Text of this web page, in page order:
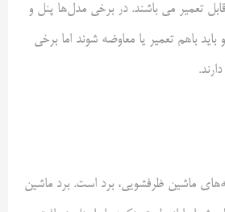
تعمیر می باشند. در برخی مدل‌ها پنل و
باهم تعمیر یا معاوضه شوند اما برخی
ماشین ظرفشویی، برد است. برد ماشین